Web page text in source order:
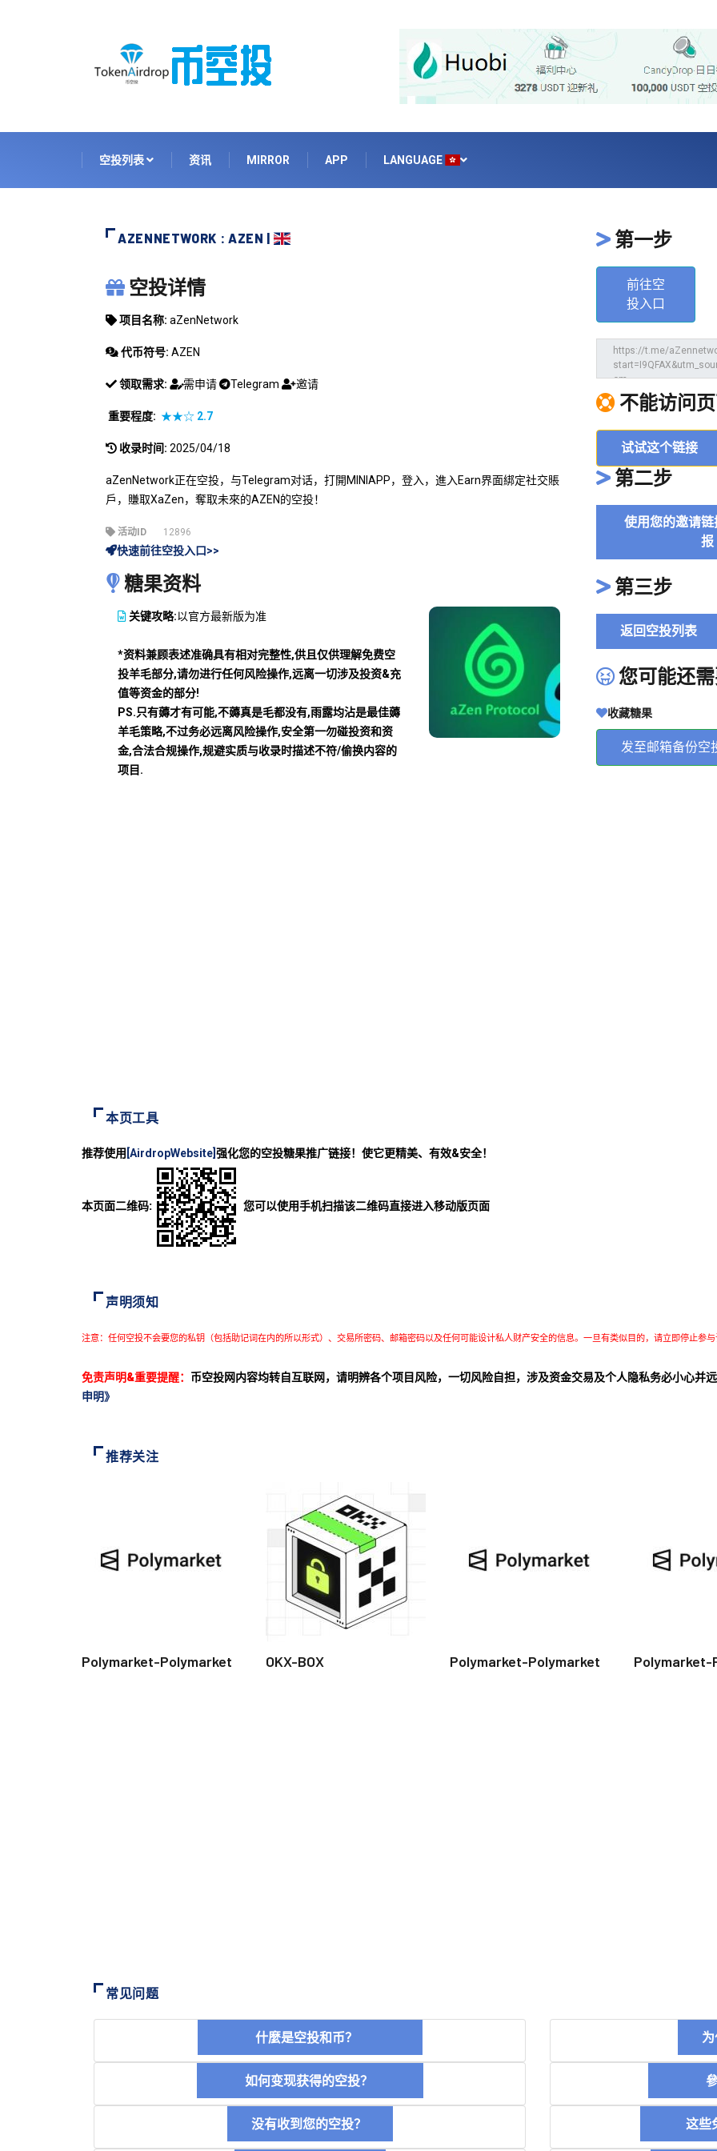
空投列表 资讯 MIRROR APP LANGUAGE
AZENNETWORK : AZEN |
AZENNETWORK
空投详情
项目名称: aZenNetwork
代币符号: AZEN
领取需求: 需申请 Telegram 邀请
重要程度: ★★☆ 2.7
收录时间: 2025/04/18
aZenNetwork正在空投，与Telegram对话，打開MINIAPP，登入，進入Earn界面綁定社交賬
戶，賺取XaZen，奪取未來的AZEN的空投！
活动ID 12896
快速前往空投入口>>
糖果资料
关键攻略:以官方最新版为准
*资料兼顾表述准确具有相对完整性,供且仅供理解免费空
投羊毛部分,请勿进行任何风险操作,远离一切涉及投资&充
值等资金的部分!
PS.只有薅才有可能,不薅真是毛都没有,雨露均沾是最佳薅
羊毛策略,不过务必远离风险操作,安全第一勿碰投资和资
金,合法合规操作,规避实质与收录时描述不符/偷换内容的
项目.
第一步
前往空
投入口
不能访问
试试这个链接
第二步
使用您的邀请
报
第三步
返回空投列表
您可能还
收藏糖果
发至邮箱备份空
本页工具
推荐使用 [AirdropWebsite] 强化您的空投糖果推广链接！使它更精美、有效&安全！
本页面二维码: 您可以使用手机扫描该二维码直接进入移动版页面
声明须知
注意：任何空投不会要您的私钥（包括助记词在内的所以形式）、交易所密码、邮箱密码以及任何可能设计私人财产安全的信息。一旦有类似目的，请立即停止参
免责声明&重要提醒： 币空投网内容均转自互联网，请明辨各个项目风险，一切风险自担，涉及资金交易及个人隐私务必小心并
申明》
推荐关注
Polymarket-Polymarket OKX-BOX Polymarket-Polymarket Polymarket-
常见问题
什麼是空投和币？
如何变现获得的空投？ 參
没有收到您的空投？ 这些